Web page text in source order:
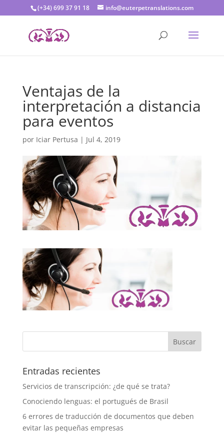
(+34) 699 37 91 18 info@euterpetranslations.com
Ventajas de la
interpretación a distancia
para eventos
por Iciar Pertusa | Jul 4, 2019
Entradas recientes
Servicios de transcripción: ¿de qué se trata?
Conociendo lenguas: el portugués de Brasil
6 errores de traducción de documentos que deben
evitar las pequeñas empresas